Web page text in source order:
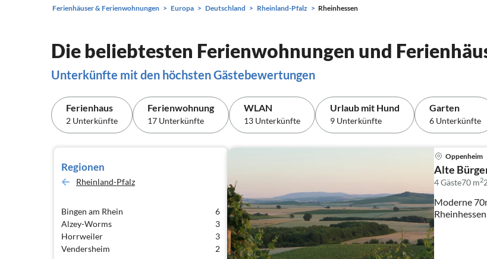
Ferienhäuser & Ferienwohnungen Europa Deutschland Rheinland-Pfalz Rheinhessen
Die beliebtesten Ferienwohnungen und
Unterkünfte mit den höchsten Gästebewertungen
Ferienhaus
2 Unterkünfte
Ferienwohnung
17 Unterkünfte
WLAN
13 Unterkünfte
Urlaub mit Hund
9 Unterkünfte
Garten
6 Unterkünfte
Regionen
Rheinland-Pfalz
Bingen am Rhein
6
Alzey-Worms
3
Horrweiler
3
Vendersheim
2
Oppenheim
Alte
4 Gäste70 m2
Moderne